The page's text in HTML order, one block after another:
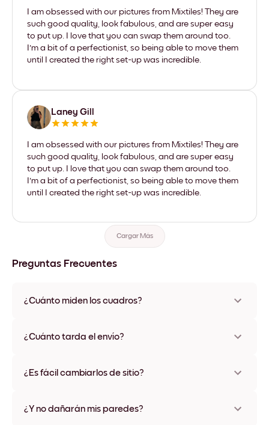
I am obsessed with our pictures from Mixtiles! They are
such good quality, look fabulous, and are super easy
to put up. I love that you can swap them around too.
I'm a bit of a perfectionist, so being able to move them
until I created the right set-up was incredible.
Laney Gill
I am obsessed with our pictures from Mixtiles! They are
such good quality, look fabulous, and are super easy
to put up. I love that you can swap them around too.
I'm a bit of a perfectionist, so being able to move them
until I created the right set-up was incredible.
Cargar Más
Preguntas Frecuentes
¿Cuánto miden los cuadros?
varios materiales y colores de marco, incluidas opciones sin
¿Cuánto tarda el envío?
disponibles en algunos países. Te enviaremos un número de
¿Es fácil cambiarlos de sitio?
ningún daño
¿Y no dañarán mis paredes?